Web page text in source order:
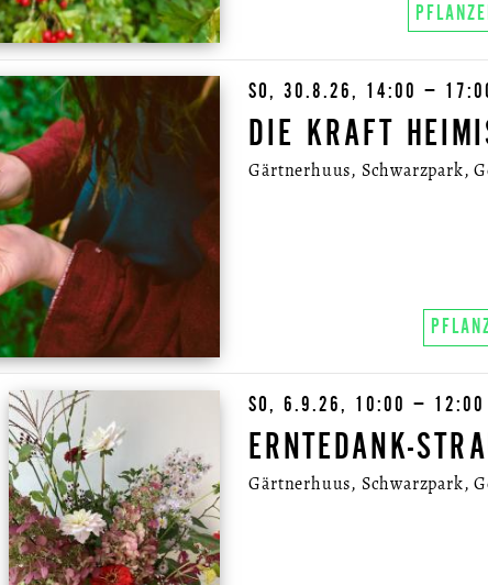
SO, 30.8.26, 14:00 –
DIE KRAFT
Gärtnerhuus, Schwarzpark,
SO, 6.9.26, 10:00 – 12:00
ERNTEDANK-
Gärtnerhuus, Schwarzpark,